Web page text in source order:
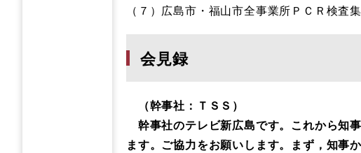
（７）広島市・福山市全事業所ＰＣＲ検査
会見録
（幹事社：ＴＳＳ）
幹事社のテレビ新広島です。これから知
ます。ご協力をお願いします。まず，知事